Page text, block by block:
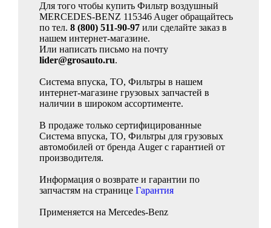
Для того чтобы купить Фильтр воздушный
MERCEDES-BENZ 115346 Auger обращайтесь
по тел. 8 (800) 511-90-97 или сделайте заказ в
нашем интернет-магазине.
Или написать письмо на почту
lider@grosauto.ru.
Система впуска, ТО, Фильтры в нашем
интернет-магазине грузовых запчастей в
наличии в широком ассортименте.
В продаже только сертифицированные
Система впуска, ТО, Фильтры для грузовых
автомобилей от бренда Auger с гарантией от
производителя.
Информация о возврате и гарантии по
запчастям на странице Гарантия
Применяется на Mercedes-Benz